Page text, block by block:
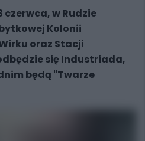
czerwca, w Rudzie
Kolonii
oraz Stacji
się Industriada,
będą "Twarze